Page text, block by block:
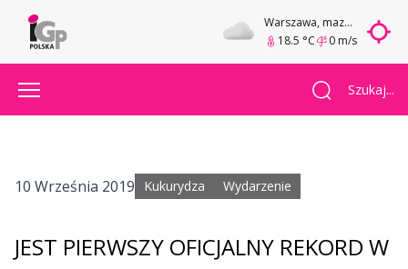
Warszawa, mazowieckie
18.5 °C
0 m/s
Szukaj...
10 Września 2019 Kukurydza Wydarzenie
JEST PIERWSZY OFICJALNY REKORD W